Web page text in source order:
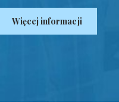
Więcej informacji